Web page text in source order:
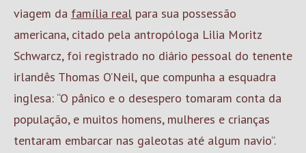
viagem da família real para sua possessão
americana, citado pela antropóloga Lilia Moritz
Schwarcz, foi registrado no diário pessoal do tenente
irlandês Thomas O’Neil, que compunha a esquadra
inglesa: “O pânico e o desespero tomaram conta da
população, e muitos homens, mulheres e crianças
tentaram embarcar nas galeotas até algum navio”.